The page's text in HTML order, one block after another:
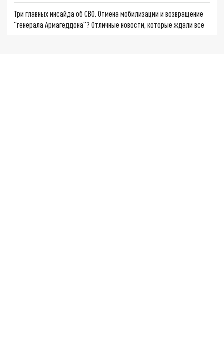
Три главных инсайда об СВО. Отмена мобилизации и возвращение
"генерала Армагеддона"? Отличные новости, которые ждали все